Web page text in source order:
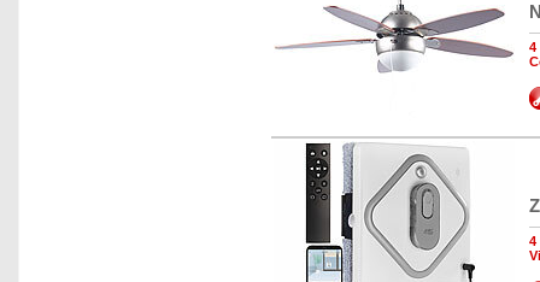
4
4